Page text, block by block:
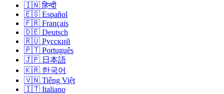
🇮🇳 हिन्दी
🇪🇸 Español
🇫🇷 Français
🇩🇪 Deutsch
🇷🇺 Русский
🇵🇹 Português
🇯🇵 日本語
🇰🇷 한국어
🇻🇳 Tiếng Việt
🇮🇹 Italiano